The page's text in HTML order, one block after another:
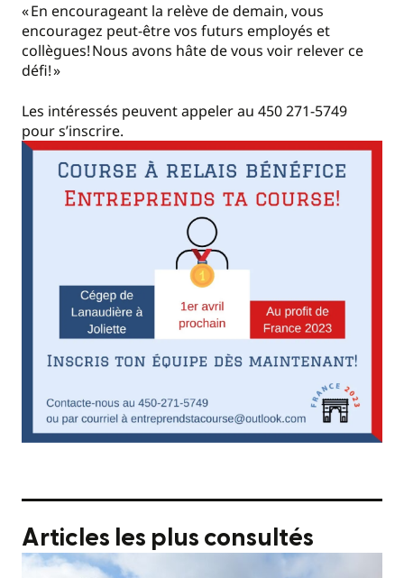
« En encourageant la relève de demain, vous
encouragez peut-être vos futurs employés et
collègues! Nous avons hâte de vous voir relever ce
défi! »
Les intéressés peuvent appeler au 450 271-5749
pour s’inscrire.
Articles les plus consultés